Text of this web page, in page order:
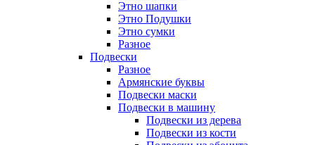
Этно шапки
Этно Подушки
Этно сумки
Разное
Подвески
Разное
Армянские буквы
Подвески маски
Подвески в машину
Подвески из дерева
Подвески из кости